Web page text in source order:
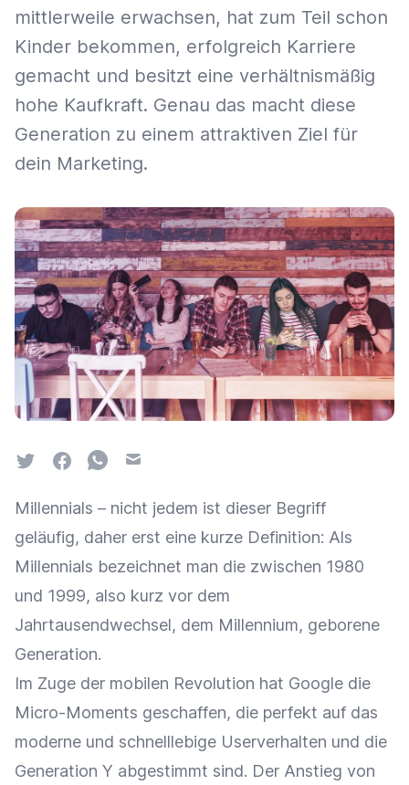
mittlerweile erwachsen, hat zum Teil schon
Kinder bekommen, erfolgreich Karriere
gemacht und besitzt eine verhältnismäßig
hohe Kaufkraft. Genau das macht diese
Generation zu einem attraktiven Ziel für
dein Marketing.
TwitterFacebookWhatsapp
Email
Millennials – nicht jedem ist dieser Begriff
geläufig, daher erst eine kurze Definition: Als
Millennials bezeichnet man die zwischen 1980
und 1999, also kurz vor dem
Jahrtausendwechsel, dem Millennium, geborene
Generation.
Im Zuge der mobilen Revolution hat Google die
Micro-Moments geschaffen, die perfekt auf das
moderne und schnelllebige Userverhalten und die
Generation Y abgestimmt sind. Der Anstieg von